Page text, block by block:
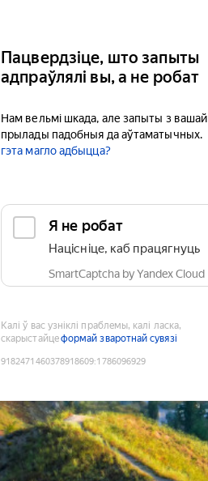
Пацвердзіце, што запыты
адпраўлялі вы, а не робат
Нам вельмі шкада, але запыты з вашай
прылады падобныя да аўтаматычных.
гэта магло адбыцца?
Я не робат
Націсніце, каб працягнуць
SmartCaptcha by Yandex Cloud
Калі ў вас узніклі праблемы, калі ласка,
скарыстайцеформай зваротнай сувязі
9182471460378918609:1786096929